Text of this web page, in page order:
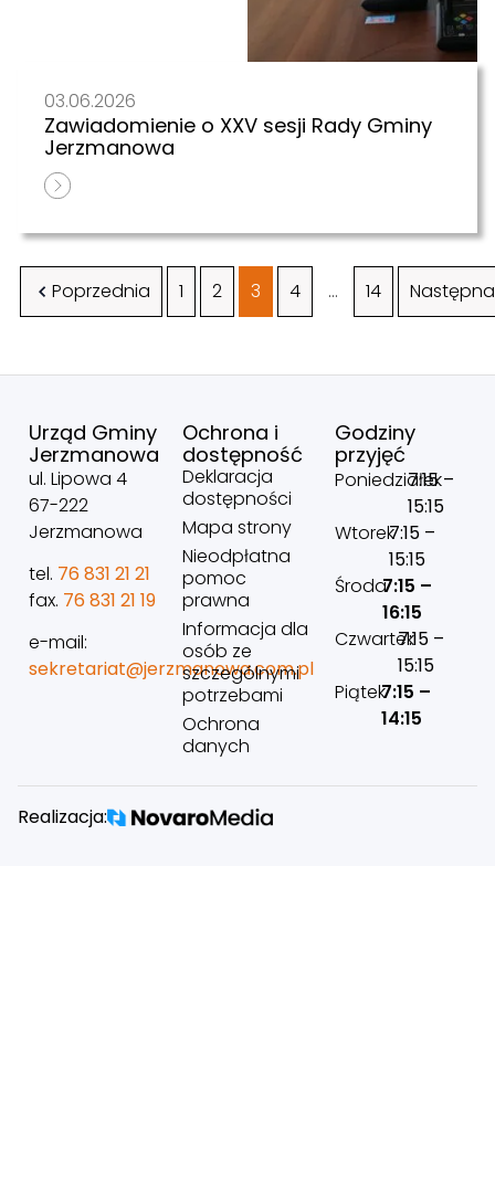
03.06.2026
Zawiadomienie o XXV sesji Rady Gminy
Jerzmanowa
Poprzednia 1 2 3 4 … 14 Następna
Urząd Gminy
Jerzmanowa
ul. Lipowa 4
67-222
Jerzmanowa
tel. 76 831 21 21
fax. 76 831 21 19
e-mail:
sekretariat@jerzmanowa.com.pl
Ochrona i
dostępność
Deklaracja
dostępności
Mapa strony
Nieodpłatna
pomoc
prawna
Informacja dla
osób ze
szczególnymi
potrzebami
Ochrona
danych
Godziny
przyjęć
Poniedziałek
7:15 –
15:15
Wtorek7:15 –
15:15
Środa7:15 –
16:15
Czwartek7:15 –
15:15
Piątek7:15 –
14:15
Realizacja: